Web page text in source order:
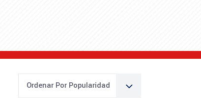
Ordenar Por Popularidad